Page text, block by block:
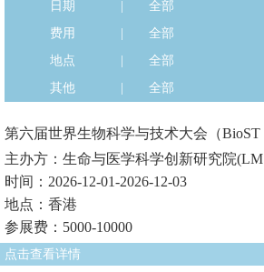
日期
全部
费用
全部
地点
全部
其他
全部
第六届世界生物科学与技术大会（BioST
主办方：生命与医学科学创新研究院
时间：2026-12-01-2026-12-03
地点：香港
参展费：5000-10000
点击查看详情